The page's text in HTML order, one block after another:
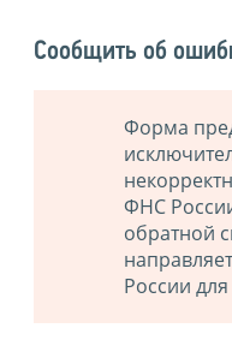
Сообщить об
Форма
ФНС
обратной
России